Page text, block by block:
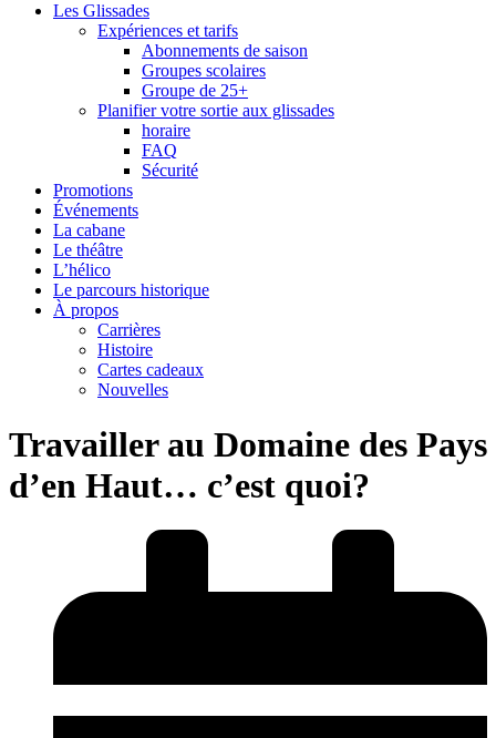
Les Glissades
Expériences et tarifs
Abonnements de saison
Groupes scolaires
Groupe de 25+
Planifier votre sortie aux glissades
horaire
FAQ
Sécurité
Promotions
Événements
La cabane
Le théâtre
L’hélico
Le parcours historique
À propos
Carrières
Histoire
Cartes cadeaux
Nouvelles
Travailler au Domaine des Pays
d’en Haut… c’est quoi?